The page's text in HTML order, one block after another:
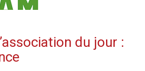
du jour :